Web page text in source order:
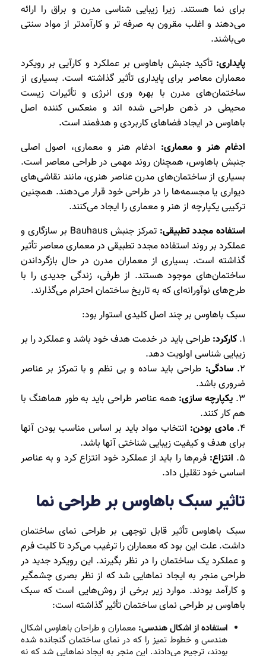
برای نما هستند. زیرا زیبایی شناسی مدرن و براق را ارائه
می‌دهند و اغلب مقرون به صرفه تر و کارآمدتر از مواد سنتی
می‌باشند.
پایداری: تأکید جنبش باهاوس بر عملکرد و کارآیی بر رویکرد
معماران معاصر برای پایداری تأثیر گذاشته است. بسیاری از
ساختمان‌های مدرن با بهره وری انرژی و تأثیرات زیست
محیطی در ذهن طراحی شده اند و منعکس کننده اصل
باهاوس در ایجاد فضاهای کاربردی و هدفمند است.
ادغام هنر و معماری: ادغام هنر و معماری، اصول اصلی
جنبش باهاوس، همچنان روند مهمی در طراحی معاصر است.
بسیاری از ساختمان‌های مدرن عناصر هنری، مانند نقاشی‌های
دیواری یا مجسمه‌ها را در طراحی خود قرار می‌دهند. همچنین
ترکیبی یکپارچه از هنر و معماری را ایجاد می‌کنند.
استفاده مجدد تطبیقی:
تمرکز جنبش Bauhaus بر سازگاری و
عملکرد بر روند استفاده مجدد تطبیقی در معماری معاصر تأثیر
گذاشته است. بسیاری از معماران مدرن در حال بازگرداندن
ساختمان‌های موجود هستند. از طرفی، زندگی جدیدی را با
طرح‌های نوآورانه‌ای که به تاریخ ساختمان احترام می‌گذارند.
سبک باهاوس بر چند اصل کلیدی استوار بود:
1. کارکرد: طراحی باید در خدمت هدف خود باشد و عملکرد را بر
زیبایی شناسی اولویت دهد.
2. سادگی: طراحی باید ساده و بی نظم و با تمرکز بر عناصر
ضروری باشد.
3. یکپارچه سازی: همه عناصر طراحی باید به طور هماهنگ با
هم کار کنند.
4. مادی بودن: انتخاب مواد باید بر اساس مناسب بودن آنها
برای هدف و کیفیت زیبایی شناختی آنها باشد.
5. انتزاع: فرم‌ها را باید از عملکرد خود انتزاع کرد و به عناصر
اساسی خود تقلیل داد.
تاثیر سبک باهاوس بر طراحی نما
سبک باهاوس تأثیر قابل توجهی بر طراحی نمای ساختمان
داشت. علت این بود که معماران را ترغیب می‌کرد تا کلیت فرم
و عملکرد یک ساختمان را در نظر بگیرند. این رویکرد جدید در
طراحی منجر به ایجاد نماهایی شد که از نظر بصری چشمگیر
و کارآمد بودند. موارد زیر برخی از روش‌هایی است که سبک
باهاوس بر طراحی نمای ساختمان تأثیر گذاشته است:
استفاده از اشکال هندسی: معماران و طراحان باهاوس اشکال
هندسی و خطوط تمیز را که در نمای ساختمان گنجانده شده
بودند، ترجیح می‌دادند. این منجر به ایجاد نماهایی شد که نه